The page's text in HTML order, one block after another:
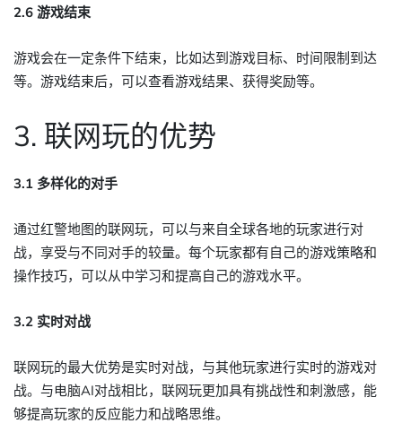
2.6 游戏结束
游戏会在一定条件下结束，比如达到游戏目标、时间限制到达
等。游戏结束后，可以查看游戏结果、获得奖励等。
3. 联网玩的优势
3.1 多样化的对手
通过红警地图的联网玩，可以与来自全球各地的玩家进行对
战，享受与不同对手的较量。每个玩家都有自己的游戏策略和
操作技巧，可以从中学习和提高自己的游戏水平。
3.2 实时对战
联网玩的最大优势是实时对战，与其他玩家进行实时的游戏对
战。与电脑AI对战相比，联网玩更加具有挑战性和刺激感，能
够提高玩家的反应能力和战略思维。